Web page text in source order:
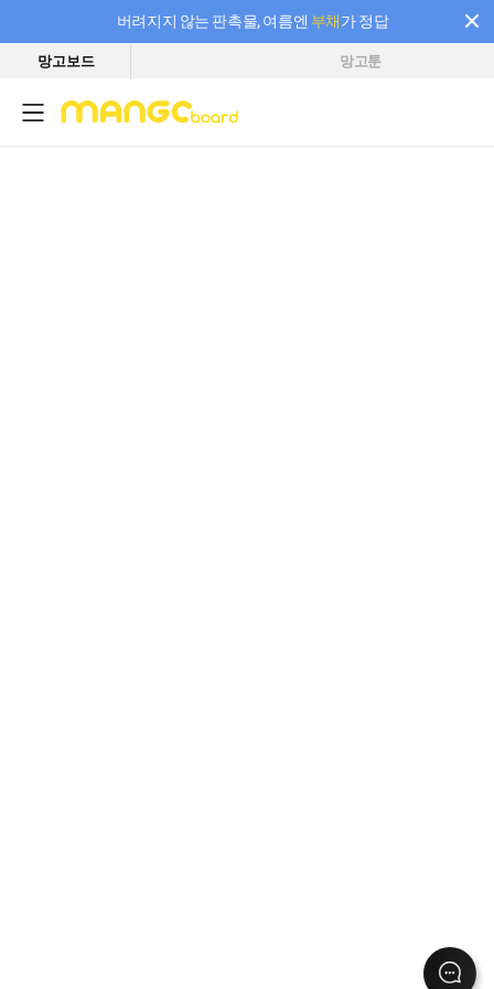
버려지지 않는 판촉물, 여름엔 부채가 정답
필요한 만큼 충전하고 끊김 없이 작업하세요! 새로워진 AI 부스터 요금제
망고보드 망고툰